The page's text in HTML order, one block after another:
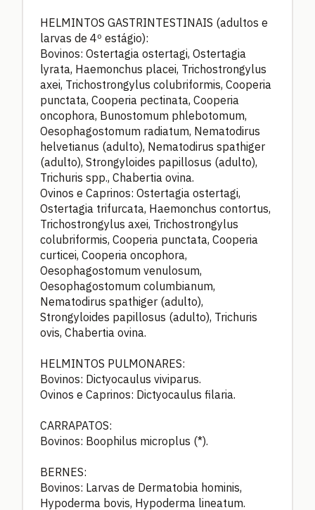
HELMINTOS GASTRINTESTINAIS (adultos e
larvas de 4º estágio):
Bovinos: Ostertagia ostertagi, Ostertagia
lyrata, Haemonchus placei, Trichostrongylus
axei, Trichostrongylus colubriformis, Cooperia
punctata, Cooperia pectinata, Cooperia
oncophora, Bunostomum phlebotomum,
Oesophagostomum radiatum, Nematodirus
helvetianus (adulto), Nematodirus spathiger
(adulto), Strongyloides papillosus (adulto),
Trichuris spp., Chabertia ovina.
Ovinos e Caprinos: Ostertagia ostertagi,
Ostertagia trifurcata, Haemonchus contortus,
Trichostrongylus axei, Trichostrongylus
colubriformis, Cooperia punctata, Cooperia
curticei, Cooperia oncophora,
Oesophagostomum venulosum,
Oesophagostomum columbianum,
Nematodirus spathiger (adulto),
Strongyloides papillosus (adulto), Trichuris
ovis, Chabertia ovina.
HELMINTOS PULMONARES:
Bovinos: Dictyocaulus viviparus.
Ovinos e Caprinos: Dictyocaulus filaria.
CARRAPATOS:
Bovinos: Boophilus microplus (*).
BERNES:
Bovinos: Larvas de Dermatobia hominis,
Hypoderma bovis, Hypoderma lineatum.